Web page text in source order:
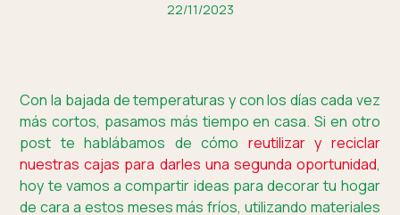
22/11/2023
Con la bajada de temperaturas y con los días cada vez
más cortos, pasamos más tiempo en casa. Si en otro
post te hablábamos de cómo reutilizar y reciclar
nuestras cajas para darles una segunda oportunidad,
hoy te vamos a compartir ideas para decorar tu hogar
de cara a estos meses más fríos, utilizando materiales